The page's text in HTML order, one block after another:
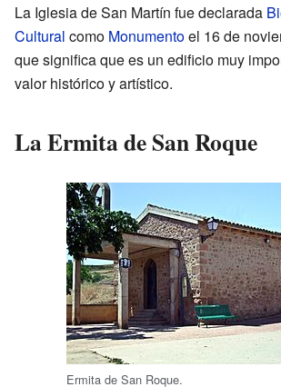
La Iglesia de San Martín fue declarada
Cultural como Monumentoel 16 de
que significa que es un edificio muy
valor histórico y artístico.
La Ermita de San Roque
Ermita de San Roque.